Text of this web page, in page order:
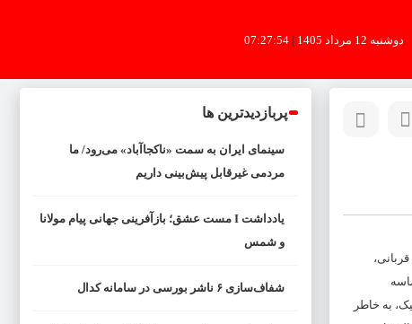
دوشنبه 12 مرداد 1405 |
07:27:55
همسر دلخواه من، تیک، به خاطر
پربازدیدترین ها
سینمای ایران به سمت «ناکجاآباد» می‌رود/ ما
مردمی غیرقابل پیش‌بینی داریم
یادداشت I مست عشق؛ بازآفرینی جهانی پیام مولانا
و شمس
شفاف‌سازی ۶ ناشر بورسی در سامانه کدال